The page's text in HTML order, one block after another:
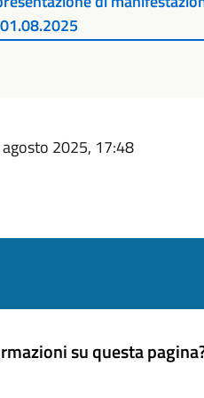
agosto 2025, 17:48
su questa